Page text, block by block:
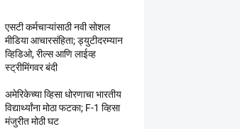
एसटी कर्मचाऱ्यांसाठी नवी सोशल
मीडिया आचारसंहिता; ड्युटीदरम्यान
व्हिडिओ, रील्स आणि लाईव्ह
स्ट्रीमिंगवर बंदी
अमेरिकेच्या व्हिसा धोरणाचा भारतीय
विद्यार्थ्यांना मोठा फटका; F-1 व्हिसा
मंजुरीत मोठी घट